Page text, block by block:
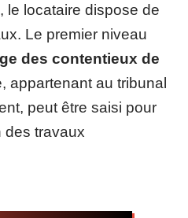
le locataire dispose de
Le premier niveau
des contentieux de
appartenant au tribunal
peut être saisi pour
des travaux